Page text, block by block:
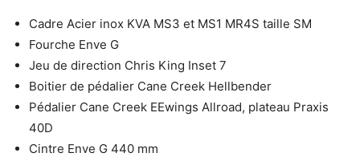
Cadre Acier inox KVA MS3 et MS1 MR4S taille SM
Fourche Enve G
Jeu de direction Chris King Inset 7
Boitier de pédalier Cane Creek Hellbender
Pédalier Cane Creek EEwings Allroad, plateau Praxis
40D
Cintre Enve G 440 mm